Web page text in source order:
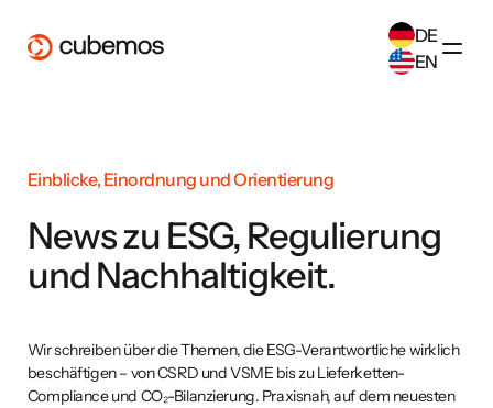
DE
EN
English(EN
Einblicke, Einordnung und Orientierung
News zu ESG, Regulierung
und Nachhaltigkeit.
Wir schreiben über die Themen, die ESG-Verantwortliche wirklich
beschäftigen – von CSRD und VSME bis zu Lieferketten-
Compliance und CO₂-Bilanzierung. Praxisnah, auf dem neuesten